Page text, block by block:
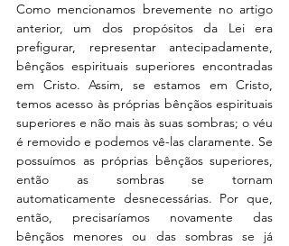
Como mencionamos brevemente no artigo
anterior, um dos propósitos da Lei era
prefigurar, representar antecipadamente,
bênçãos espirituais superiores encontradas
em Cristo. Assim, se estamos em Cristo,
temos acesso às próprias bênçãos espirituais
superiores e não mais às suas sombras; o véu
é removido e podemos vê-las claramente. Se
possuímos as próprias bênçãos superiores,
então as sombras se tornam
automaticamente desnecessárias. Por que,
então, precisaríamos novamente das
bênçãos menores ou das sombras se já